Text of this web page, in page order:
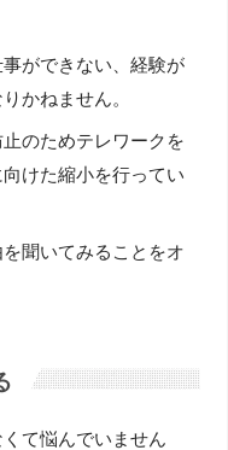
ができない、経験が
かねません。
のためテレワークを
けた縮小を行ってい
聞いてみることをオ
て悩んでいません